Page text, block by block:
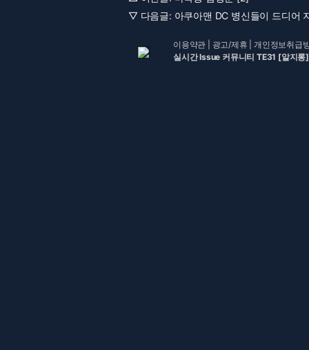
▽ 다음글: 아쿠아맨 DC 병신들이 드디어
이용약관 광고/제휴 |개인정보취급
실시간 Issue 커뮤니티 TE31 [알지